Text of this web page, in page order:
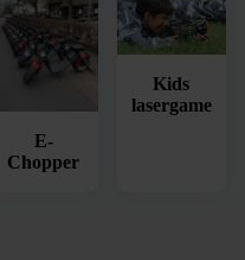
E-
Chopper
Kids
lasergame